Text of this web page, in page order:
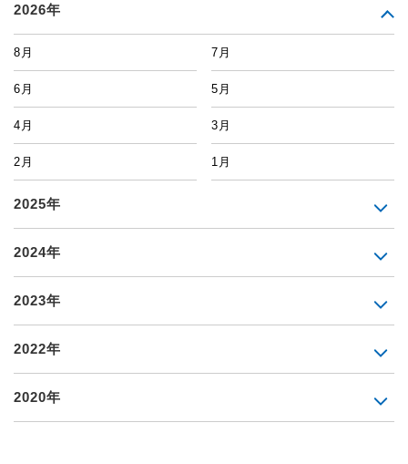
2026年
8月 7月
6月 5月
4月 3月
2月 1月
2025年
2024年
2023年
2022年
2020年